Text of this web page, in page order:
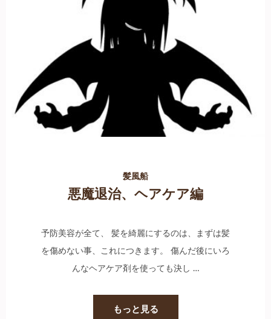
髪風船
悪魔退治、ヘアケア編
予防美容が全て、 髪を綺麗にするのは、まずは髪
を傷めない事、これにつきます。 傷んだ後にいろ
んなヘアケア剤を使っても決し …
もっと見る